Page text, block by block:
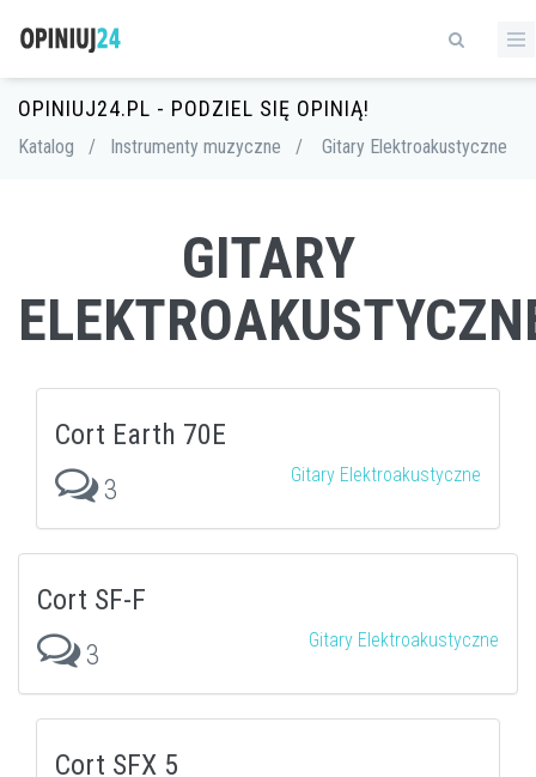
OPINIUJ24.PL - PODZIEL SIĘ OPINIĄ!
Katalog / Instrumenty muzyczne / Gitary Elektroakustyczne
GITARY
Cort Earth 70E
3
Gitary Elektroakustyczne
Cort SF-F
3
Gitary Elektroakustyczne
Cort SFX 5